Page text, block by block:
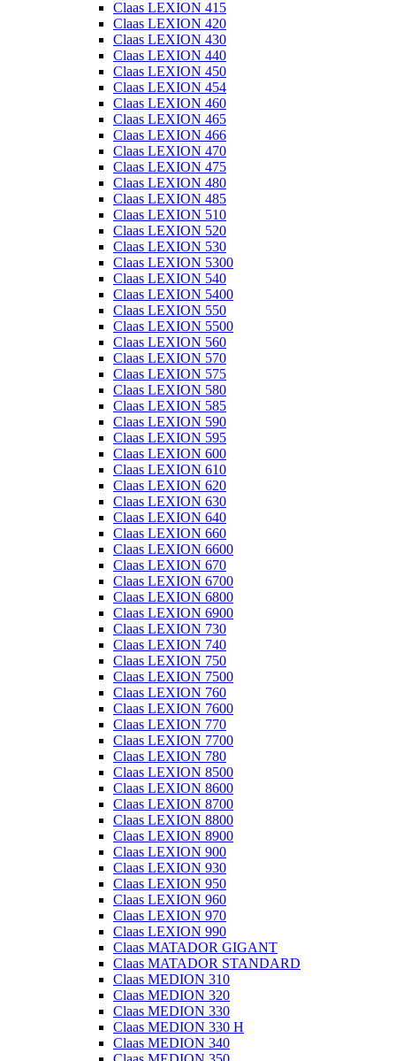
Claas LEXION 415
Claas LEXION 420
Claas LEXION 430
Claas LEXION 440
Claas LEXION 450
Claas LEXION 454
Claas LEXION 460
Claas LEXION 465
Claas LEXION 466
Claas LEXION 470
Claas LEXION 475
Claas LEXION 480
Claas LEXION 485
Claas LEXION 510
Claas LEXION 520
Claas LEXION 530
Claas LEXION 5300
Claas LEXION 540
Claas LEXION 5400
Claas LEXION 550
Claas LEXION 5500
Claas LEXION 560
Claas LEXION 570
Claas LEXION 575
Claas LEXION 580
Claas LEXION 585
Claas LEXION 590
Claas LEXION 595
Claas LEXION 600
Claas LEXION 610
Claas LEXION 620
Claas LEXION 630
Claas LEXION 640
Claas LEXION 660
Claas LEXION 6600
Claas LEXION 670
Claas LEXION 6700
Claas LEXION 6800
Claas LEXION 6900
Claas LEXION 730
Claas LEXION 740
Claas LEXION 750
Claas LEXION 7500
Claas LEXION 760
Claas LEXION 7600
Claas LEXION 770
Claas LEXION 7700
Claas LEXION 780
Claas LEXION 8500
Claas LEXION 8600
Claas LEXION 8700
Claas LEXION 8800
Claas LEXION 8900
Claas LEXION 900
Claas LEXION 930
Claas LEXION 950
Claas LEXION 960
Claas LEXION 970
Claas LEXION 990
Claas MATADOR GIGANT
Claas MATADOR STANDARD
Claas MEDION 310
Claas MEDION 320
Claas MEDION 330
Claas MEDION 330 H
Claas MEDION 340